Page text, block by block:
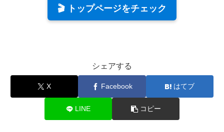
🎬 トップページをチェック
シェアする
X Facebook はてブ
LINE コピー